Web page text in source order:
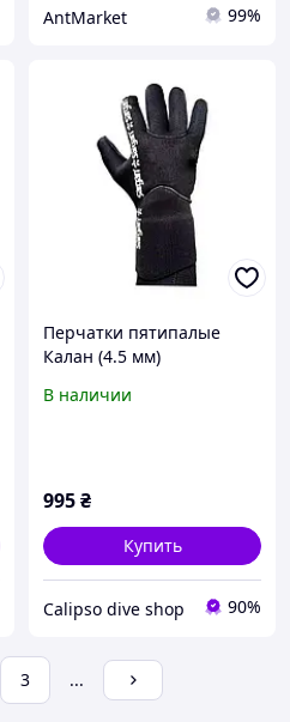
AntMarket 99%
Перчатки пятипалые
Калан (4.5 мм)
В наличии
995₴
Купить
Calipso dive shop 90%
3 ...